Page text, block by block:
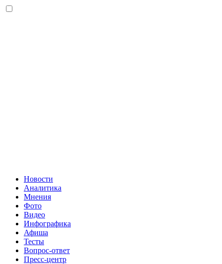
Новости
Аналитика
Мнения
Фото
Видео
Инфографика
Афиша
Тесты
Вопрос-ответ
Пресс-центр